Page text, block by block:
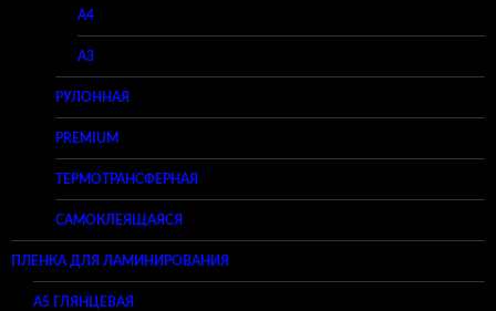
A4
A3
РУЛОННАЯ
PREMIUM
ТЕРМОТРАНСФЕРНАЯ
САМОКЛЕЯЩАЯСЯ
ПЛЕНКА ДЛЯ ЛАМИНИРОВАНИЯ
A5 ГЛЯНЦЕВАЯ